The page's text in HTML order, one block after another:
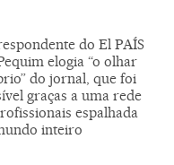
do El PAÍS
elogia “o olhar
do jornal, que foi
graças a uma rede
espalhada
inteiro